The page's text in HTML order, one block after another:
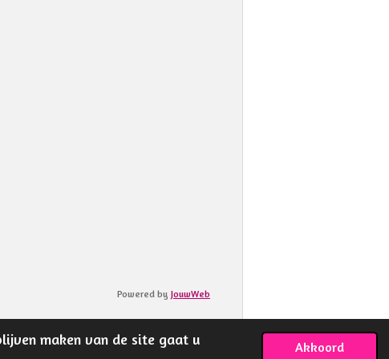
maken van de site gaat u
Akkoord
Powered by JouwWeb